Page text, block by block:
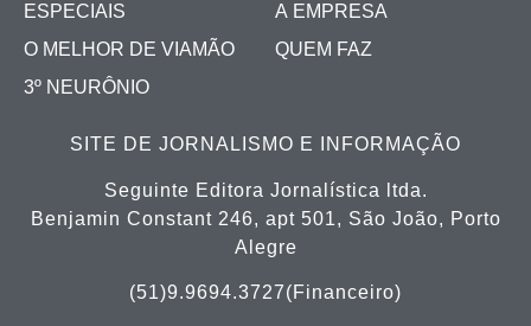
ESPECIAIS
O MELHOR DE VIAMÃO
3º NEURÔNIO
A EMPRESA
QUEM FAZ
SITE DE JORNALISMO E INFORMAÇÃO
Seguinte Editora Jornalística ltda.
Benjamin Constant 246, apt 501, São João, Porto
Alegre
(51)9.9694.3727(Financeiro)